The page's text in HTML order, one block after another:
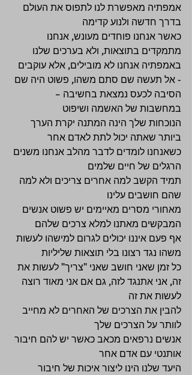
אמפתיה מאפשרת לנו לתפוס את העולם
בדרך חדשה ולנוע קדימה
כאשר אנחנו פוחדים מעונש, אנחנו
מתמקדים בתוצאות, ולא בערכים שלנו
באמפתיה אנחנו לא מובילים, אלא עוקבים
- אל תעשה שם סתם משהו, פשוט היה שם
הסיבה לכעס נמצאת בחשיבה –
במחשבות של האשמה ושיפוט
הנוכחות שלך הינה המתנה יקרת הערך
ביותר שאתה יכול לתת לאדם אחר
כשאנחנו לומדים לדבר מהלב אנחנו משנים
הרגלים של חיים שלמים
תמיד הקשב למה אחרים צריכים ולא למה
שהם חושבים עלינו
מאחורי מסרים מאיימים יש פשוט אנשים
המבקשים מאתנו למלא צרכים שלהם
אף פעם איננו יכולים לגרום למישהו לעשות
משהו נגד רצונו בלי תוצאות שליליות
כל זמן שאני חושב שאני "צריך" לעשות את
זה, אני אתנגד לזה, גם אם אני מאוד רוצה
לעשות את זה
להבין את הצרכים של האחרים לא מחייב
לוותר על הצרכים שלך
אנשים נרפאים מכאב כאשר יש להם חיבור
אותנטי עם אדם אחר
היעד שלנו הינו ליצור איכות של חיבור